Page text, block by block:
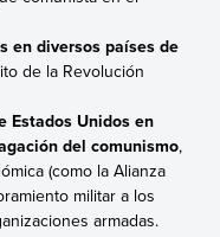
en diversos países de
de la Revolución
Estados Unidos en
del comunismo,
(como la Alianza
militar a los
armadas.